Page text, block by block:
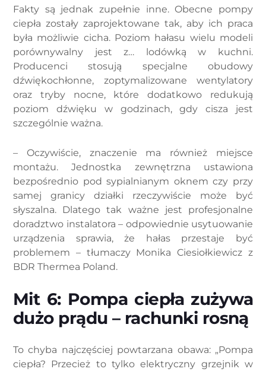
Fakty są jednak zupełnie inne. Obecne pompy
ciepła zostały zaprojektowane tak, aby ich praca
była możliwie cicha. Poziom hałasu wielu modeli
porównywalny jest z… lodówką w kuchni.
Producenci stosują specjalne obudowy
dźwiękochłonne, zoptymalizowane wentylatory
oraz tryby nocne, które dodatkowo redukują
poziom dźwięku w godzinach, gdy cisza jest
szczególnie ważna.
– Oczywiście, znaczenie ma również miejsce
montażu. Jednostka zewnętrzna ustawiona
bezpośrednio pod sypialnianym oknem czy przy
samej granicy działki rzeczywiście może być
słyszalna. Dlatego tak ważne jest profesjonalne
doradztwo instalatora – odpowiednie usytuowanie
urządzenia sprawia, że hałas przestaje być
problemem – tłumaczy Monika Ciesiołkiewicz z
BDR Thermea Poland.
Mit 6: Pompa ciepła zużywa
dużo prądu – rachunki rosną
To chyba najczęściej powtarzana obawa: „Pompa
ciepła? Przecież to tylko elektryczny grzejnik w